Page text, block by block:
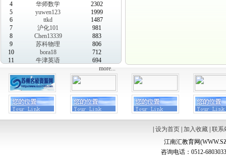
4
华师数学
2302
5
yuwen123
1999
6
ttkd
1487
7
沪化101
981
8
Chen13339
883
9
苏科物理
806
10
bora18
712
11
牛津英语
694
more...
设为首页| 加入收藏| 联系
江南汇教育网
咨询电话：0512-